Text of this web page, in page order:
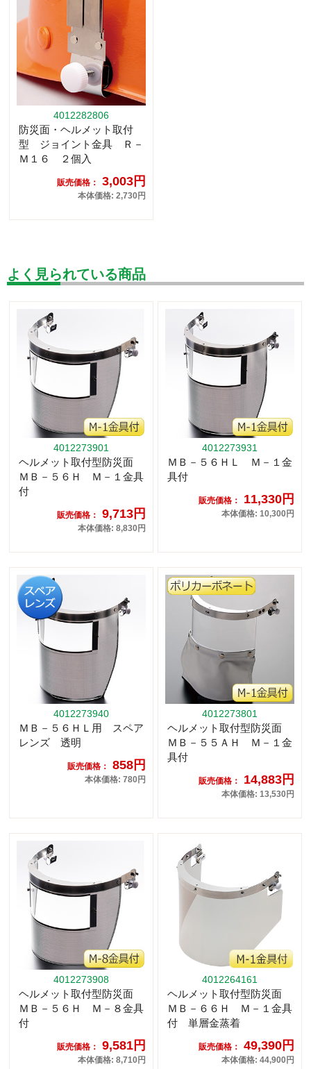
4012282806
防災面・ヘルメット取付
型 ジョイント金具 Ｒ－
Ｍ１６ ２個入
販売価格： 3,003円
本体価格: 2,730円
よく見られている商品
4012273901
ヘルメット取付型防災面
ＭＢ－５６Ｈ Ｍ－１金具
付
販売価格： 9,713円
本体価格: 8,830円
4012273931
ＭＢ－５６ＨＬ Ｍ－１金
具付
販売価格： 11,330円
本体価格: 10,300円
4012273940
ＭＢ－５６ＨＬ用 スペア
レンズ 透明
販売価格： 858円
本体価格: 780円
4012273801
ヘルメット取付型防災面
ＭＢ－５５ＡＨ Ｍ－１金
具付
販売価格： 14,883円
本体価格: 13,530円
4012273908
ヘルメット取付型防災面
ＭＢ－５６Ｈ Ｍ－８金具
付
販売価格： 9,581円
本体価格: 8,710円
4012264161
ヘルメット取付型防災面
ＭＢ－６６Ｈ Ｍ－１金具
付 単層金蒸着
販売価格： 49,390円
本体価格: 44,900円